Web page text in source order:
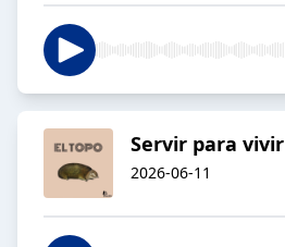
Servir para vivir
2026-06-11